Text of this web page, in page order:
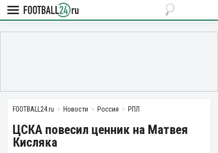
FOOTBALL24.ru Новости Россия РПЛ
ЦСКА повесил ценник на Матвея
Кисляка